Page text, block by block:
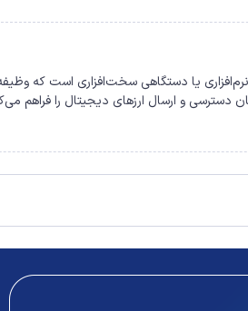
برنامه‌ای نرم‌افزاری یا دستگاهی سخت‌افزاری است که
و ارسال ارزهای دیجیتال را فراهم